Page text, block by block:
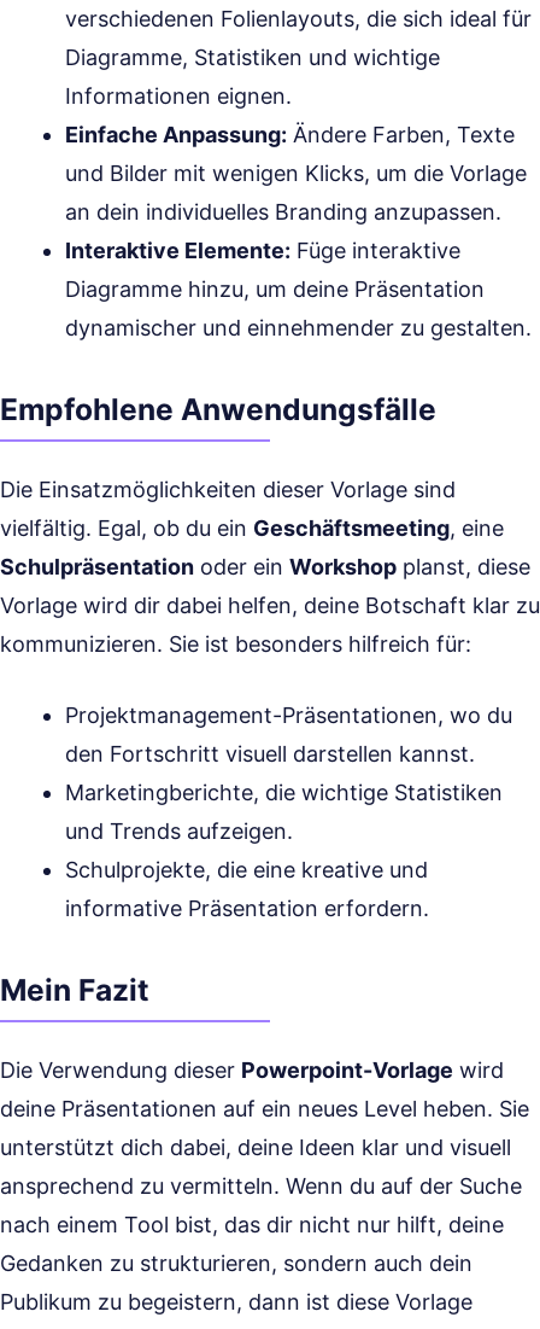
verschiedenen Folienlayouts, die sich ideal für
Diagramme, Statistiken und wichtige
Informationen eignen.
Einfache Anpassung: Ändere Farben, Texte
und Bilder mit wenigen Klicks, um die Vorlage
an dein individuelles Branding anzupassen.
Interaktive Elemente: Füge interaktive
Diagramme hinzu, um deine Präsentation
dynamischer und einnehmender zu gestalten.
Empfohlene Anwendungsfälle
Die Einsatzmöglichkeiten dieser Vorlage sind
vielfältig. Egal, ob du ein Geschäftsmeeting, eine
Schulpräsentation oder ein Workshop planst, diese
Vorlage wird dir dabei helfen, deine Botschaft klar zu
kommunizieren. Sie ist besonders hilfreich für:
Projektmanagement-Präsentationen, wo du
den Fortschritt visuell darstellen kannst.
Marketingberichte, die wichtige Statistiken
und Trends aufzeigen.
Schulprojekte, die eine kreative und
informative Präsentation erfordern.
Mein Fazit
Die Verwendung dieser Powerpoint-Vorlage wird
deine Präsentationen auf ein neues Level heben. Sie
unterstützt dich dabei, deine Ideen klar und visuell
ansprechend zu vermitteln. Wenn du auf der Suche
nach einem Tool bist, das dir nicht nur hilft, deine
Gedanken zu strukturieren, sondern auch dein
Publikum zu begeistern, dann ist diese Vorlage